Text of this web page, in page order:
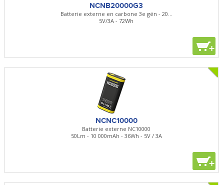
NCNB20000G3
Batterie externe en carbone 3e gén - 20...
5V/3A - 72Wh
+
NCNC10000
Batterie externe NC10000
50Lm - 10 000mAh - 36Wh - 5V / 3A
+